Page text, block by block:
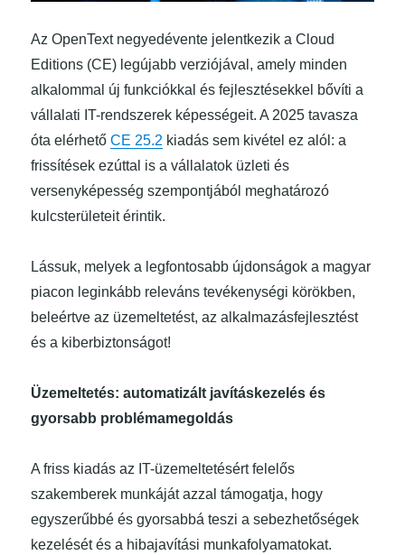
Az OpenText negyedévente jelentkezik a Cloud
Editions (CE) legújabb verziójával, amely minden
alkalommal új funkciókkal és fejlesztésekkel bővíti a
vállalati IT-rendszerek képességeit. A 2025 tavasza
óta elérhetőCE 25.2 kiadás sem kivétel ez alól: a
frissítések ezúttal is a vállalatok üzleti és
versenyképesség szempontjából meghatározó
kulcsterületeit érintik.
Lássuk, melyek a legfontosabb újdonságok a magyar
piacon leginkább releváns tevékenységi körökben,
beleértve az üzemeltetést, az alkalmazásfejlesztést
és a kiberbiztonságot!
Üzemeltetés: automatizált javításkezelés és
gyorsabb problémamegoldás
A friss kiadás az IT-üzemeltetésért felelős
szakemberek munkáját azzal támogatja, hogy
egyszerűbbé és gyorsabbá teszi a sebezhetőségek
kezelését és a hibajavítási munkafolyamatokat.